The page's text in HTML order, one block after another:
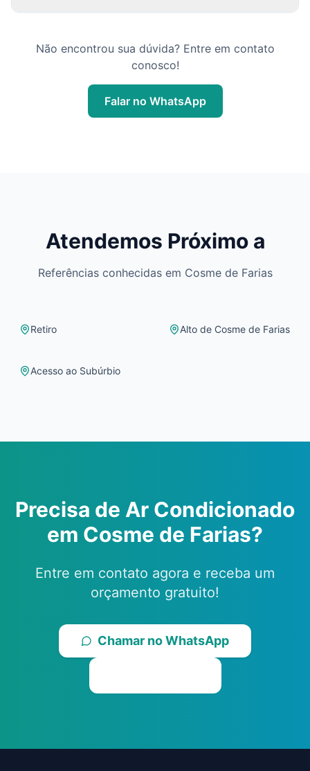
Não encontrou sua dúvida? Entre em contato
conosco!
Falar no WhatsApp
Atendemos Próximo a
Referências conhecidas em Cosme de Farias
Retiro Alto de Cosme de Farias
Acesso ao Subúrbio
Precisa de Ar Condicionado
em Cosme de Farias?
Entre em contato agora e receba um
orçamento gratuito!
Chamar no WhatsApp